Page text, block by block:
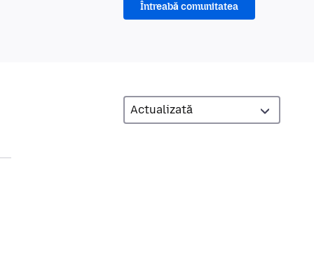
Întreabă comunitatea